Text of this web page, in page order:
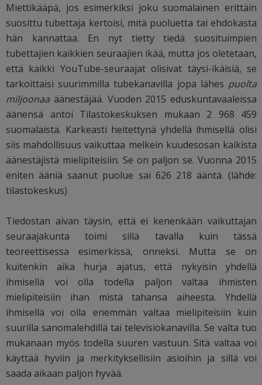
Miettikääpä, jos esimerkiksi joku suomalainen erittäin
suosittu tubettaja kertoisi, mitä puoluetta tai ehdokasta
hän kannattaa. En nyt tietty tiedä suosituimpien
tubettajien kaikkien seuraajien ikää, mutta jos oletetaan,
että kaikki YouTube-seuraajat olisivat täysi-ikäisiä, se
tarkoittaisi suurimmilla tubekanavilla jopa lähes puolta
miljoonaa äänestäjää. Vuoden 2015 eduskuntavaaleissa
äänensä antoi Tilastokeskuksen mukaan 2 968 459
suomalaista. Karkeasti heitettynä yhdellä ihmisellä olisi
siis mahdollisuus vaikuttaa melkein kuudesosan kaikista
äänestäjistä mielipiteisiin. Se on paljon se. Vuonna 2015
eniten ääniä saanut puolue sai 626 218 ääntä. (lähde:
tilastokeskus)
Tiedostan aivan täysin, että ei kenenkään vaikuttajan
seuraajakunta toimi sillä tavalla kuin tässä
teoreettisessa esimerkissä, onneksi. Mutta se on
kuitenkin aika hurja ajatus, että nykyisin yhdellä
ihmisellä voi olla todella paljon valtaa ihmisten
mielipiteisiin ihan mistä tahansa aiheesta. Yhdellä
ihmisellä voi olla enemmän valtaa mielipiteisiin kuin
suurilla sanomalehdillä tai televisiokanavilla. Se valta tuo
mukanaan myös todella suuren vastuun. Sitä valtaa voi
käyttää hyviin ja merkityksellisiin asioihin ja sillä voi
saada aikaan paljon hyvää.